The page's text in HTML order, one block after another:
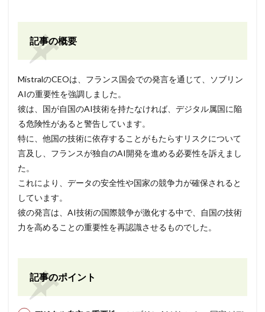
記事の概要
MistralのCEOは、フランス国会での発言を通じて、ソブリン
AIの重要性を強調しました。
彼は、国が自国のAI技術を持たなければ、デジタル属国に陥
る危険性があると警告しています。
特に、他国の技術に依存することがもたらすリスクについて
言及し、フランスが独自のAI開発を進める必要性を訴えまし
た。
これにより、データの安全性や国家の競争力が確保されると
しています。
彼の発言は、AI技術の国際競争が激化する中で、自国の技術
力を高めることの重要性を再認識させるものでした。
記事のポイント